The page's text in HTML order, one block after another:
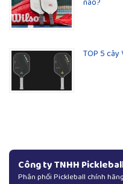
TOP 5 cây
Công ty TNHH
Phân phối Pickleball chính